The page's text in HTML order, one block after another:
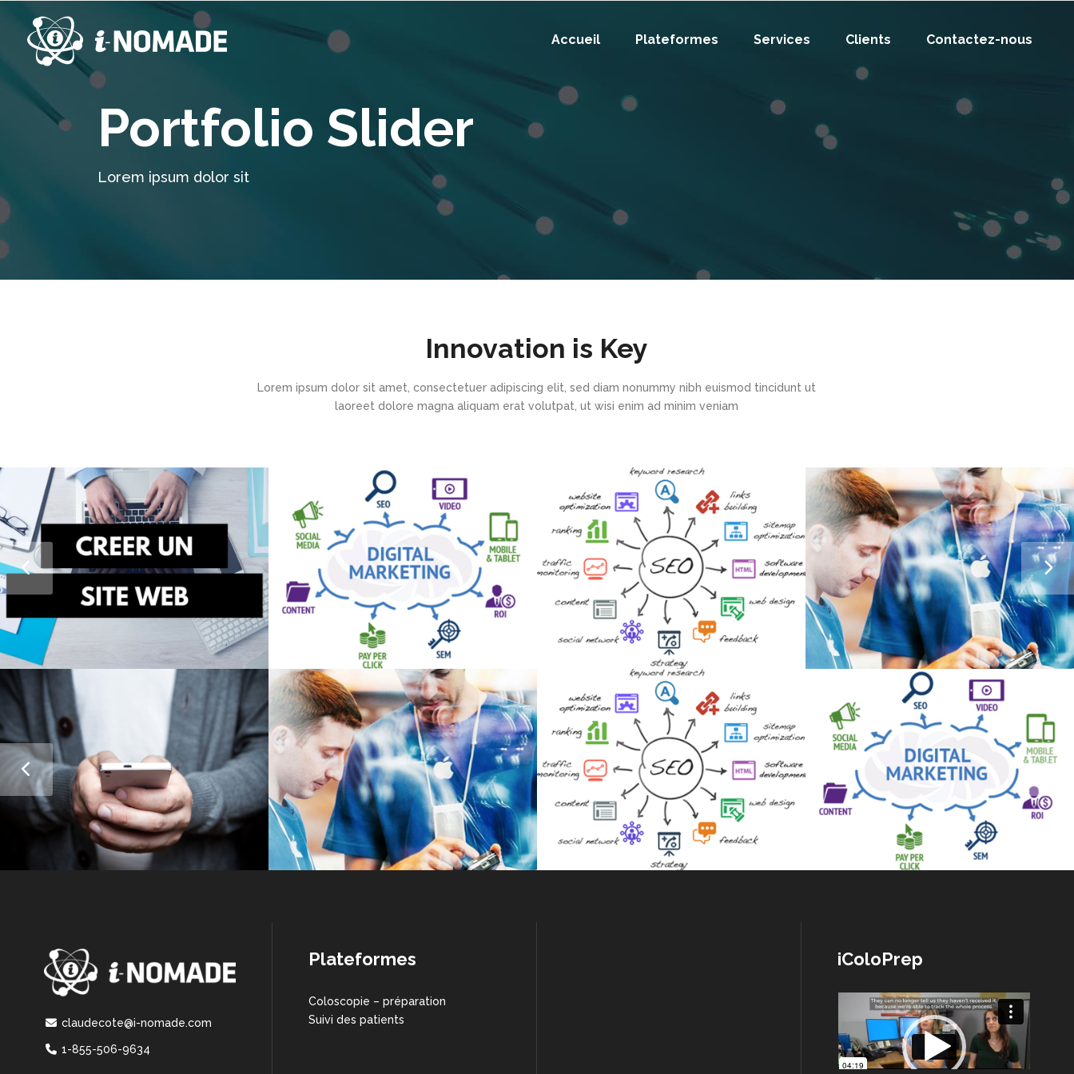
Accueil Plateformes Services Clients Contactez-nous
Portfolio Slider
Lorem ipsum dolor sit
Innovation is Key
Lorem ipsum dolor sit amet, consectetuer adipiscing elit, sed diam nonummy nibh euismod tincidunt ut
laoreet dolore magna aliquam erat volutpat, ut wisi enim ad minim veniam
claudecote@i-nomade.com
1-855-506-9634
Plateformes
Coloscopie – préparation
Suivi des patients
iColoPrep
Lecteur
vidéo